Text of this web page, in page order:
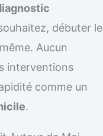
débuter le
Aucun
interventions
comme un
.